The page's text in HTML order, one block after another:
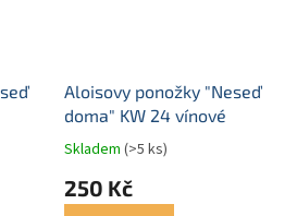
Aloisovy ponožky "Neseď
doma" KW 24 vínové
Skladem (>5 ks)
250 Kč